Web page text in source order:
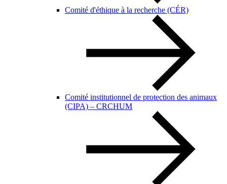
Comité d'éthique à la recherche (CÉR)
Comité institutionnel de protection des animaux
(CIPA) – CRCHUM